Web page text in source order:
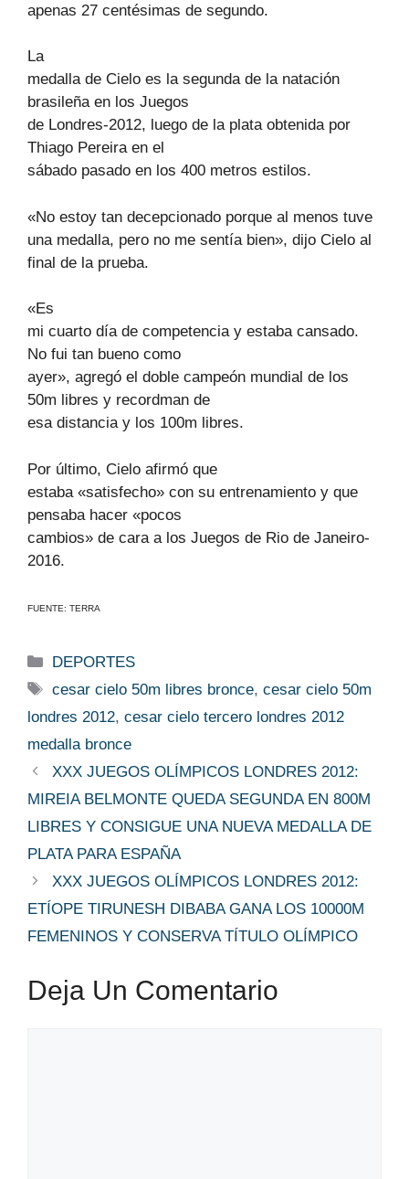
apenas 27 centésimas de segundo.
La
medalla de Cielo es la segunda de la natación
brasileña en los Juegos
de Londres-2012, luego de la plata obtenida por
Thiago Pereira en el
sábado pasado en los 400 metros estilos.
«No estoy tan decepcionado porque al menos tuve
una medalla, pero no me sentía bien», dijo Cielo al
final de la prueba.
«Es
mi cuarto día de competencia y estaba cansado.
No fui tan bueno como
ayer», agregó el doble campeón mundial de los
50m libres y recordman de
esa distancia y los 100m libres.
Por último, Cielo afirmó que
estaba «satisfecho» con su entrenamiento y que
pensaba hacer «pocos
cambios» de cara a los Juegos de Rio de Janeiro-
2016.
FUENTE: TERRA
Categorías
DEPORTES
Etiquetas
cesar cielo 50m libres bronce,cesar cielo 50m
londres 2012, cesar cielo tercero londres 2012
medalla bronce
XXX JUEGOS OLÍMPICOS LONDRES 2012:
MIREIA BELMONTE QUEDA SEGUNDA EN 800M
LIBRES Y CONSIGUE UNA NUEVA MEDALLA DE
PLATA PARA ESPAÑA
XXX JUEGOS OLÍMPICOS LONDRES 2012:
ETÍOPE TIRUNESH DIBABA GANA LOS 10000M
FEMENINOS Y CONSERVA TÍTULO OLÍMPICO
Deja Un Comentario